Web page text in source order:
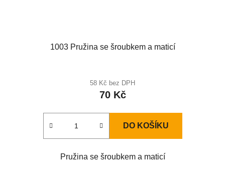
1003 Pružina se šroubkem a maticí
58 Kč bez DPH
70 Kč
DO KOŠÍKU
Pružina se šroubkem a maticí